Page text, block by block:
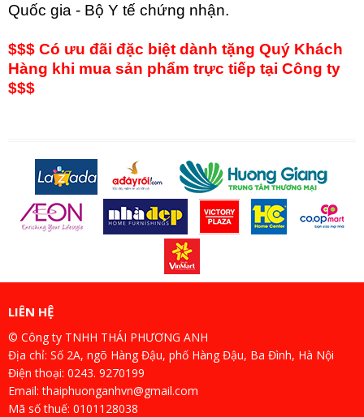
Quốc gia - Bộ Y tế chứng nhận.
$$$ Có ưu đãi đặc biệt dành tặng Quý Khách
Hàng khi mua sản phẩm trực tiếp tại Công ty
$$$
LIÊN HỆ
© Công ty TNHH THÁI PHƯƠNG ANH
Địa chỉ: Số 2A, ngõ Hàng Đậu, phố Hàng Đậu, Ba Đình, Hà Nội
Điện thoại: 0243. 9270199
Email: thaiphuonganhvn@gmail.com
Mã số thuế: 0101128038